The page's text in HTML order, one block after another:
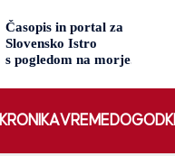
KRONIKAVREMEDOGODKI